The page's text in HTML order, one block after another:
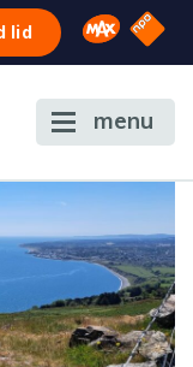
lid Omroep
NPO
menu